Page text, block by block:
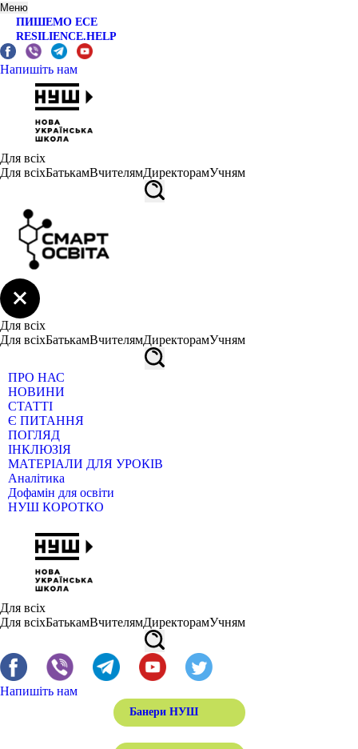
Меню
ПИШЕМО ЕСЕ
RESILIENCE.HELP
Напишіть нам
Для всіх
Для всіхБатькамВчителямДиректорамУчням
Для всіх
Для всіхБатькамВчителямДиректорамУчням
ПРО НАС
НОВИНИ
СТАТТІ
Є ПИТАННЯ
ПОГЛЯД
ІНКЛЮЗІЯ
МАТЕРІАЛИ ДЛЯ УРОКІВ
Аналітика
Дофамін для освіти
НУШ КОРОТКО
Для всіх
Для всіхБатькамВчителямДиректорамУчням
Напишіть нам
Банери НУШ